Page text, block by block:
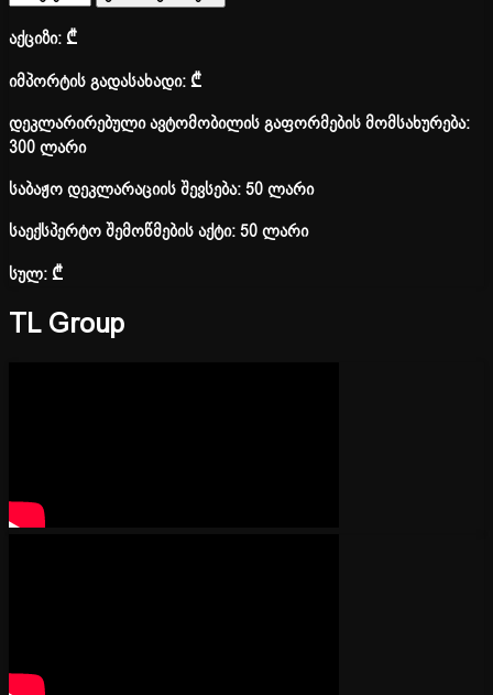
აქციზი:₾
იმპორტის გადასახადი:₾
დეკლარირებული ავტომობილის გაფორმების მომსახურება:
300 ლარი
საბაჟო დეკლარაციის შევსება: 50 ლარი
საექსპერტო შემოწმების აქტი: 50 ლარი
სულ:₾
TL Group